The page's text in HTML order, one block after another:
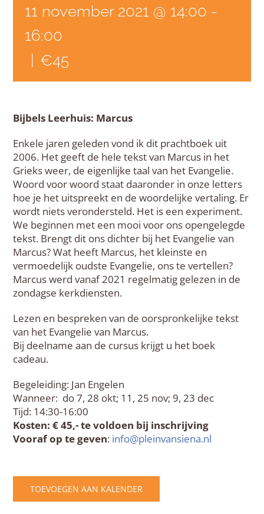
11 november 2021 @ 14:00 -
16:00
€45
Bijbels Leerhuis: Marcus
Enkele jaren geleden vond ik dit prachtboek uit
2006. Het geeft de hele tekst van Marcus in het
Grieks weer, de eigenlijke taal van het Evangelie.
Woord voor woord staat daaronder in onze letters
hoe je het uitspreekt en de woordelijke vertaling. Er
wordt niets verondersteld. Het is een experiment.
We beginnen met een mooi voor ons opengelegde
tekst. Brengt dit ons dichter bij het Evangelie van
Marcus? Wat heeft Marcus, het kleinste en
vermoedelijk oudste Evangelie, ons te vertellen?
Marcus werd vanaf 2021 regelmatig gelezen in de
zondagse kerkdiensten.
Lezen en bespreken van de oorspronkelijke tekst
van het Evangelie van Marcus.
Bij deelname aan de cursus krijgt u het boek
cadeau.
Begeleiding: Jan Engelen
Wanneer: do 7, 28 okt; 11, 25 nov; 9, 23 dec
Tijd: 14:30-16:00
Kosten: € 45,- te voldoen bij inschrijving
Vooraf op te geven: info@pleinvansiena.nl
TOEVOEGEN AAN KALENDER